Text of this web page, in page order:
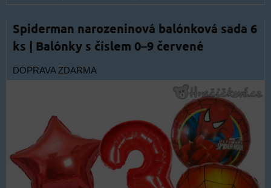
Spiderman narozeninová balónková sada 6
ks | Balónky s číslem 0–9 červené
DOPRAVA ZDARMA